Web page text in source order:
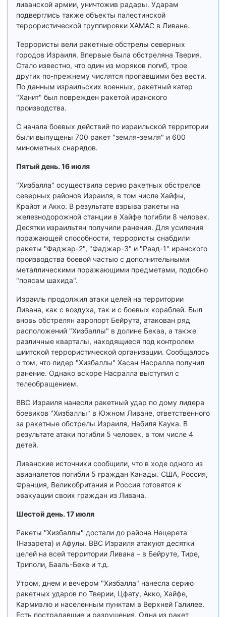
ливанской армии, уничтожив радары. Ударам
подверглись также объекты палестинской
террористической группировки ХАМАС в Ливане.
Террористы вели ракетные обстрелы северных
городов Израиля. Впервые была обстреляна Тверия.
Стало известно, что один из моряков погиб, трое
других по-прежнему числятся пропавшими без вести.
По данным израильских военных, ракетный катер
"Ханит" был поврежден ракетой иранского
производства.
С начала боевых действий по израильской территории
были выпущены 700 ракет "земля-земля" и 600
минометных снарядов.
Пятый день. 16 июля
"Хизбалла" осуществила серию ракетных обстрелов
северных районов Израиля, в том числе Хайфы,
Крайот и Акко. В результате взрыва ракеты на
железнодорожной станции в Хайфе погибли 8 человек.
Десятки израильтян получили ранения. Для усиления
поражающей способности, террористы снабдили
ракеты "Фаджар-2", "Фаджар-3" и "Раад-1" иранского
производства боевой частью с дополнительными
металлическими поражающими предметами, подобно
"поясам шахида".
Израиль продолжил атаки целей на территории
Ливана, как с воздуха, так и с боевых кораблей. Был
вновь обстрелян аэропорт Бейрута, атакован ряд
расположений "Хизбаллы" в долине Бекаа, а также
различные кварталы, находящиеся под контролем
шиитской террористической организации. Сообщалось
о том, что лидер "Хизбаллы" Хасан Насралла получил
ранение. Однако вскоре Насралла выступил с
телеобращением.
ВВС Израиля нанесли ракетный удар по дому лидера
боевиков "Хизбаллы" в Южном Ливане, ответственного
за ракетные обстрелы Израиля, Набиля Каука. В
результате атаки погибли 5 человек, в том числе 4
детей.
Ливанские источники сообщили, что в ходе одного из
авианалетов погибли 5 граждан Канады. США, Россия,
Франция, Великобритания и Россия готовятся к
эвакуации своих граждан из Ливана.
Шестой день. 17 июля
Ракеты "Хизбаллы" достали до района Нецерета
(Назарета) и Афулы. ВВС Израиля атакуют десятки
целей на всей территории Ливана – в Бейруте, Тире,
Триполи, Бааль-Беке и т.д.
Утром, днем и вечером "Хизбалла" нанесла серию
ракетных ударов по Тверии, Цфату, Акко, Хайфе,
Кармиэлю и населенным пунктам в Верхней Галилее.
Есть пострадавшие и разрушения. Одна из ракет